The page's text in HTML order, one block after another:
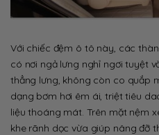
Với chiếc đệm ô tô này, các
có nơi ngả lưng nghỉ ngơi tuyệt
thẳng lưng, không còn co quắp
dạng bơm hơi êm ái, triệt tiêu
liệu thoáng mát. Trên mặt nệm
khe rãnh dọc vừa giúp nâng đỡ